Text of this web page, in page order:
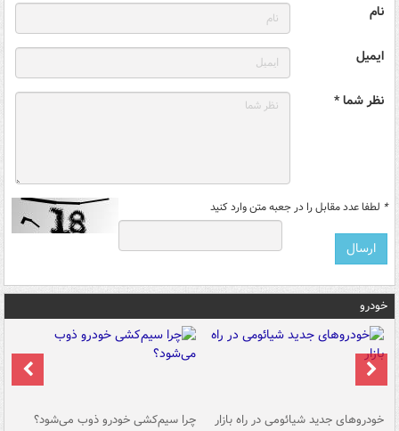
نام
ایمیل
نظر شما *
* لطفا عدد مقابل را در جعبه متن وارد کنید
خودرو
خودروهای جدید شیائومی در راه بازار چرا سیم‌کشی خودرو ذوب می‌شود؟